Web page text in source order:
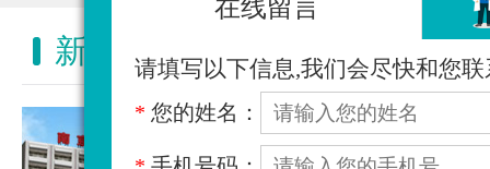
新闻动态 NEWS ACTIVITY
在线留言
请填写以下信息,我们会尽快和您联
* 您的姓名：